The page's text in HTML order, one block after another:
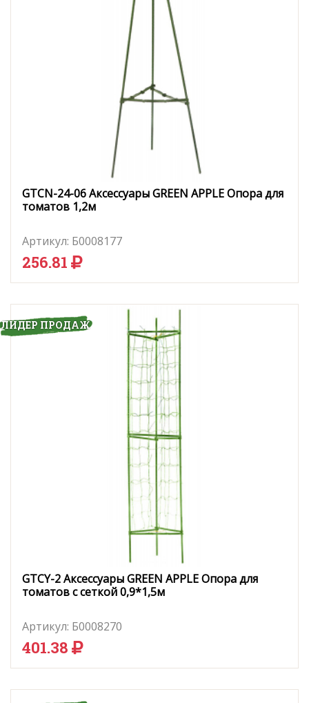
GTCN-24-06 Аксессуары GREEN APPLE Опора для
томатов 1,2м
Артикул: Б0008177
256.81
ЛИДЕР ПРОДАЖ
GTCY-2 Аксессуары GREEN APPLE Опора для
томатов с сеткой 0,9*1,5м
Артикул: Б0008270
401.38